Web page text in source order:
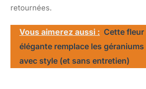
retournées.
Vous aimerez aussi : Cette fleur
élégante remplace les géraniums
avec style (et sans entretien)